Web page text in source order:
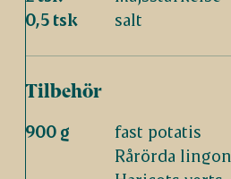
0,5 tsk
salt
Tilbehör
900 g
fast potatis
Rårörda lingon